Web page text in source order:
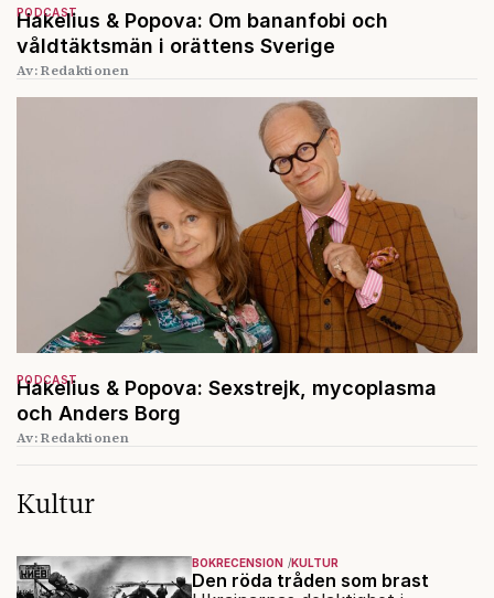
Hakelius & Popova: Om bananfobi och
våldtäktsmän i orättens Sverige
PODCAST
Av: Redaktionen
Hakelius & Popova: Sexstrejk, mycoplasma
och Anders Borg
PODCAST
Av: Redaktionen
Kultur
BOKRECENSION KULTUR
Den röda tråden som brast